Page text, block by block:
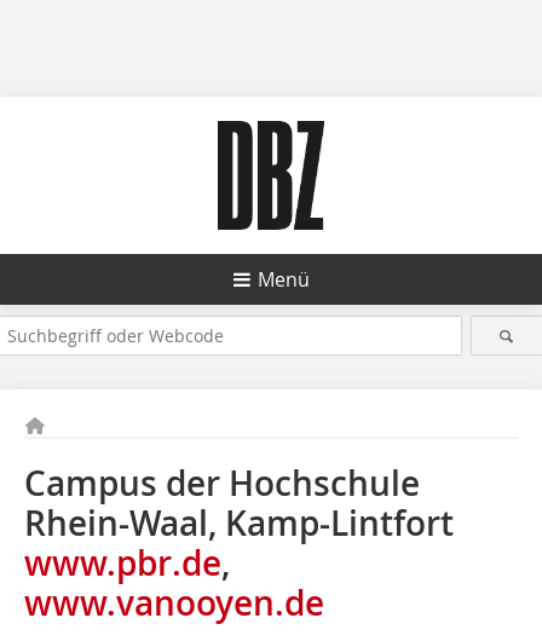
Menü
Campus der Hochschule
Rhein-Waal, Kamp-Lintfort
www.pbr.de,
www.vanooyen.de